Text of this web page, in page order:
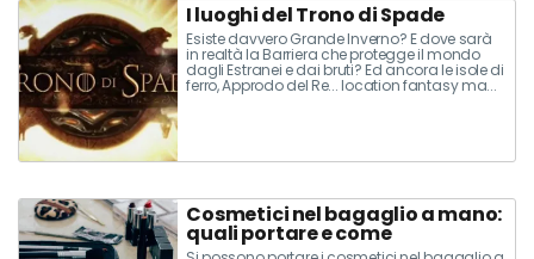
I luoghi del Trono di Spade
Esiste davvero Grande Inverno? E dove sarà
in realtà la Barriera che protegge il mondo
dagli Estranei e dai bruti? Ed ancora le isole di
ferro, Approdo del Re... location fantasy ma...
reali! Ed allora, partiamo alla conquista del
Cosmetici nel bagaglio a mano:
quali portare e come